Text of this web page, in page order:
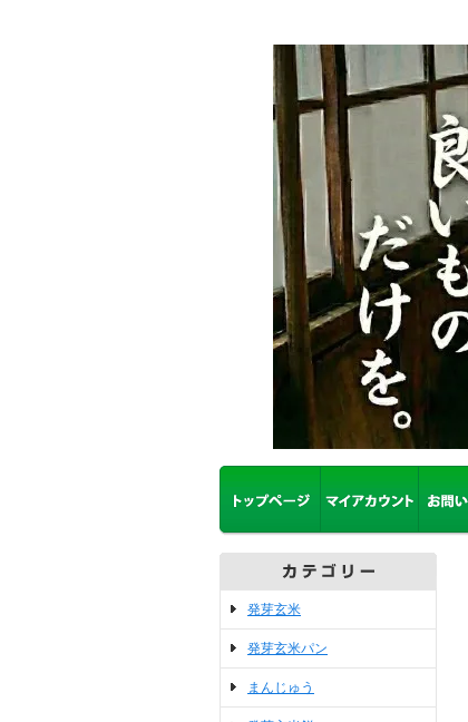
発芽玄米
発芽玄米パン
まんじゅう